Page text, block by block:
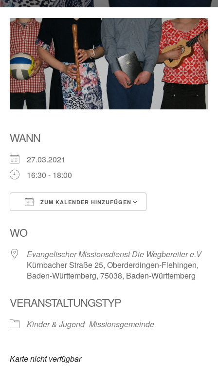
WANN
27.03.2021
16:30 - 18:00
ZUM KALENDER HINZUFÜGEN
WO
Evangelischer Missionsdienst Die Wegbereiter e.V
Kürnbacher Straße 25, Oberderdingen-Flehingen,
Baden-Württemberg, 75038, Baden-Württemberg
VERANSTALTUNGSTYP
Kinder & Jugend Missionsgemeinde
Karte nicht verfügbar